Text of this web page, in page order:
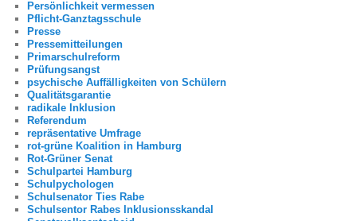
Persönlichkeit vermessen
Pflicht-Ganztagsschule
Presse
Pressemitteilungen
Primarschulreform
Prüfungsangst
psychische Auffälligkeiten von Schülern
Qualitätsgarantie
radikale Inklusion
Referendum
repräsentative Umfrage
rot-grüne Koalition in Hamburg
Rot-Grüner Senat
Schulpartei Hamburg
Schulpychologen
Schulsenator Ties Rabe
Schulsentor Rabes Inklusionsskandal